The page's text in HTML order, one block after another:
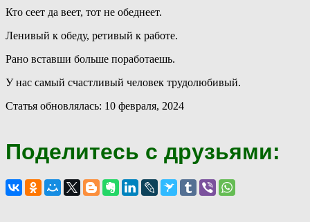
Кто сеет да веет, тот не обеднеет.
Ленивый к обеду, ретивый к работе.
Рано вставши больше поработаешь.
У нас самый счастливый человек трудолюбивый.
Статья обновлялась: 10 февраля, 2024
Поделитесь с друзьями: